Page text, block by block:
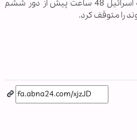
تاریخی» بودند، اما حمله اسرائیل 48 ساعت پیش از دور ششم
را متوقف کرد.